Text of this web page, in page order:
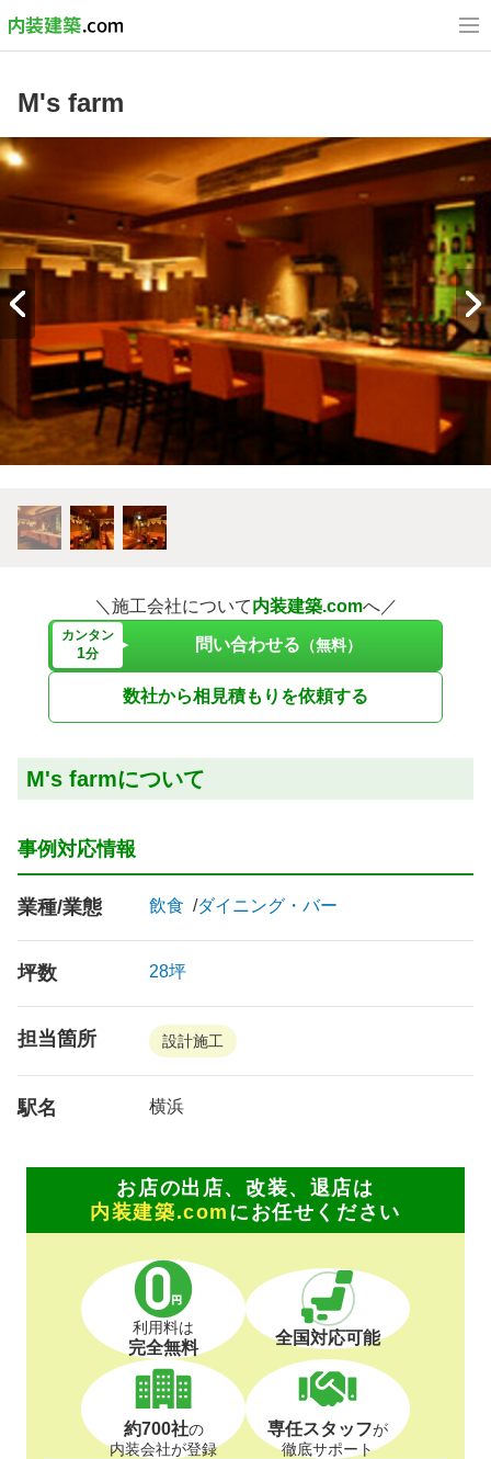
M's farm
＼施工会社について内装建築.comへ／
カンタン
1分 問い合わせる （無料）
数社から相見積もりを依頼する
M's farmについて
事例対応情報
業種/業態 飲食 ダイニング・バー
坪数 28坪
担当箇所 設計施工
駅名 横浜
お店の出店、改装、退店は
内装建築.com にお任せください
利用料は
完全無料 全国対応可能
約700社の
内装会社が登録
専任スタッフが
徹底サポート